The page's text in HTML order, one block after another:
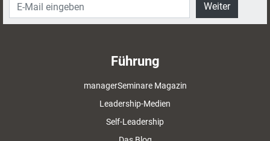
Weiter
Führung
managerSeminare Magazin
Leadership-Medien
Self-Leadership